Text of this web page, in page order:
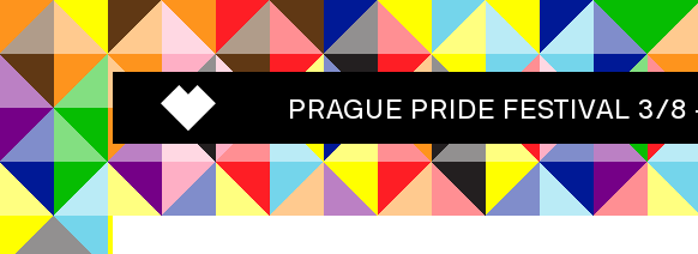
PRAGUE PRIDE FESTIVAL 3/8